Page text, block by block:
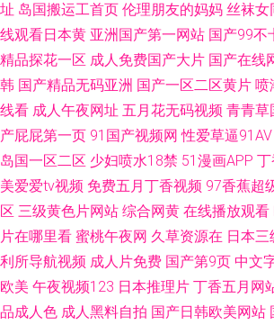
址 岛国搬运工首页 伦理朋友的妈妈 丝袜女
线观看日本黄 亚洲国产第一网站 国产99不
精品探花一区 成人免费国产大片 国产在线
韩 国产精品无码亚洲 国产一区二区黄片 喷
线看 成人午夜网址 五月花无码视频 青青草
产屁屁第一页 91国产视频网 性爱草逼91AV
岛国一区二区 少妇喷水18禁 51漫画APP
美爱爱tv视频 免费五月丁香视频 97香蕉超
区 三级黄色片网站 综合网黄 在线播放观看
片在哪里看 蜜桃午夜网 久草资源在 日本三
利所导航视频 成人片免费 国产第9页 中文
欧美 午夜视频123 日本推理片 丁香五月网
品成人色 成人黑料自拍 国产日韩欧美网站